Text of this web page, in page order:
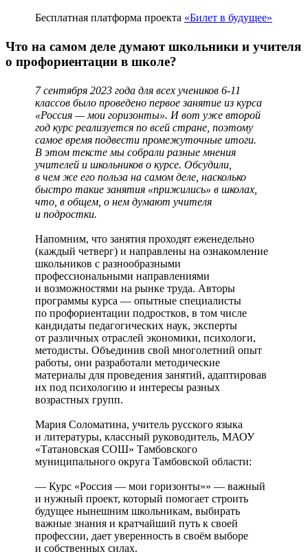
Бесплатная платформа проекта «Билет в будущее»
Что на самом деле думают школьники и учителя
о профориентации в школе?
7 сентября 2023 года для всех учеников 6-11
классов было проведено первое занятие из курса
«Россия — мои горизонты». И вот уже второй
год курс реализуется по всей стране, поэтому
самое время подвести промежуточные итоги.
В этом тексте мы собрали разные мнения
учителей и школьников о курсе. Обсудили,
в чем же его польза на самом деле, насколько
быстро такие занятия «прижились» в школах,
что, в общем, о нем думают учителя
и подростки.
Напомним, что занятия проходят еженедельно
(каждый четверг) и направлены на ознакомление
школьников с разнообразными
профессиональными направлениями
и возможностями на рынке труда. Авторы
программы курса — опытные специалисты
по профориентации подростков, в том числе
кандидаты педагогических наук, эксперты
от различных отраслей экономики, психологи,
методисты. Объединив свой многолетний опыт
работы, они разработали методические
материалы для проведения занятий, адаптировав
их под психологию и интересы разных
возрастных групп.
Мария Соломатина, учитель русского языка
и литературы, классный руководитель, МАОУ
«Татановская СОШ» Тамбовского
муниципального округа Тамбовской области:
— Курс «Россия — мои горизонты»» — важный
и нужный проект, который помогает строить
будущее нынешним школьникам, выбирать
важные знания и кратчайший путь к своей
профессии, дает уверенность в своём выборе
и собственных силах.